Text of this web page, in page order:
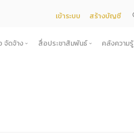
เข้าระบบ สร้างบัญชี
จัดจ้าง สื่อประชาสัมพันธ์ คลังความรู้